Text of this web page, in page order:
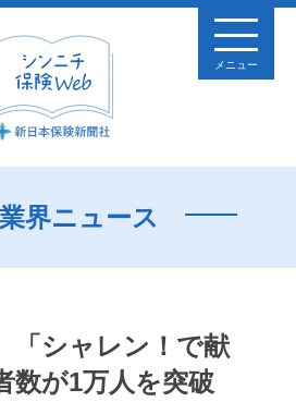
メニュー
界ニュース
「シャレン！で献
数が1万人を突破